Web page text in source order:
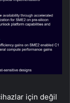
için değil